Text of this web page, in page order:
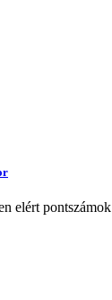
elért pontszámok